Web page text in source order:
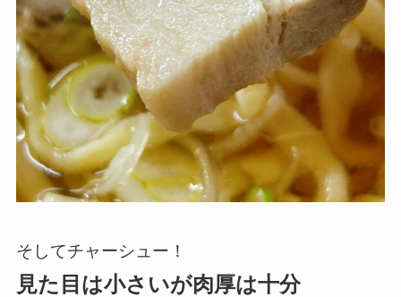
そしてチャーシュー！
見た目は小さいが肉厚は十分